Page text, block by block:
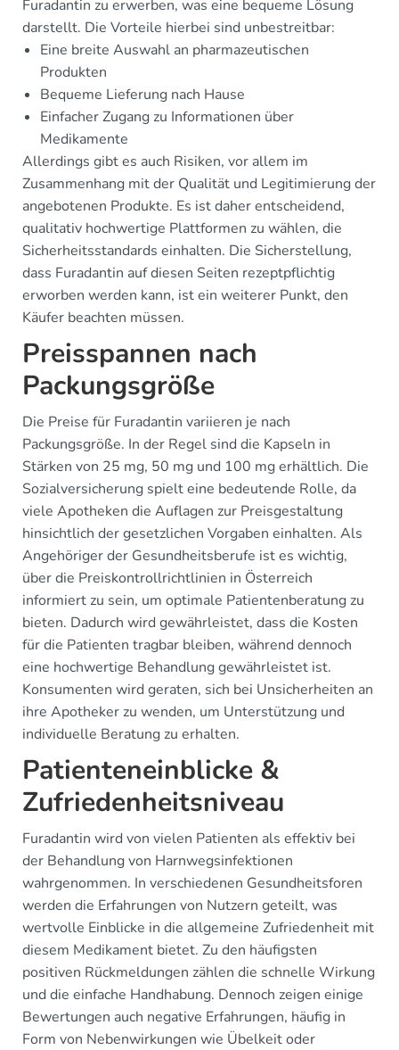
Furadantin zu erwerben, was eine bequeme Lösung
darstellt. Die Vorteile hierbei sind unbestreitbar:
Eine breite Auswahl an pharmazeutischen
Produkten
Bequeme Lieferung nach Hause
Einfacher Zugang zu Informationen über
Medikamente
Allerdings gibt es auch Risiken, vor allem im
Zusammenhang mit der Qualität und Legitimierung der
angebotenen Produkte. Es ist daher entscheidend,
qualitativ hochwertige Plattformen zu wählen, die
Sicherheitsstandards einhalten. Die Sicherstellung,
dass Furadantin auf diesen Seiten rezeptpflichtig
erworben werden kann, ist ein weiterer Punkt, den
Käufer beachten müssen.
Preisspannen nach
Packungsgröße
Die Preise für Furadantin variieren je nach
Packungsgröße. In der Regel sind die Kapseln in
Stärken von 25 mg, 50 mg und 100 mg erhältlich. Die
Sozialversicherung spielt eine bedeutende Rolle, da
viele Apotheken die Auflagen zur Preisgestaltung
hinsichtlich der gesetzlichen Vorgaben einhalten. Als
Angehöriger der Gesundheitsberufe ist es wichtig,
über die Preiskontrollrichtlinien in Österreich
informiert zu sein, um optimale Patientenberatung zu
bieten. Dadurch wird gewährleistet, dass die Kosten
für die Patienten tragbar bleiben, während dennoch
eine hochwertige Behandlung gewährleistet ist.
Konsumenten wird geraten, sich bei Unsicherheiten an
ihre Apotheker zu wenden, um Unterstützung und
individuelle Beratung zu erhalten.
Patienteneinblicke &
Zufriedenheitsniveau
Furadantin wird von vielen Patienten als effektiv bei
der Behandlung von Harnwegsinfektionen
wahrgenommen. In verschiedenen Gesundheitsforen
werden die Erfahrungen von Nutzern geteilt, was
wertvolle Einblicke in die allgemeine Zufriedenheit mit
diesem Medikament bietet. Zu den häufigsten
positiven Rückmeldungen zählen die schnelle Wirkung
und die einfache Handhabung. Dennoch zeigen einige
Bewertungen auch negative Erfahrungen, häufig in
Form von Nebenwirkungen wie Übelkeit oder